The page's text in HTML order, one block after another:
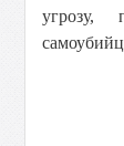
угрозу,